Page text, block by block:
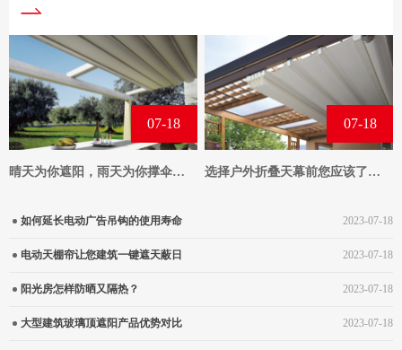
07-18
晴天为你遮阳，雨天为你撑伞，户外防水天幕应用分享！
07-18
选择户外折叠天幕前您应该了解这些
如何延长电动广告吊钩的使用寿命 2023-07-18
电动天棚帘让您建筑一键遮天蔽日 2023-07-18
阳光房怎样防晒又隔热？ 2023-07-18
大型建筑玻璃顶遮阳产品优势对比 2023-07-18